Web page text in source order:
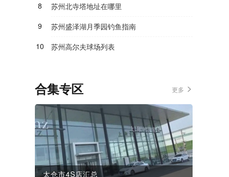
8
苏州北寺塔地址在哪里
9
苏州盛泽湖月季园钓鱼指南
10
苏州高尔夫球场列表
合集专区 更多
太仓市4S店汇总